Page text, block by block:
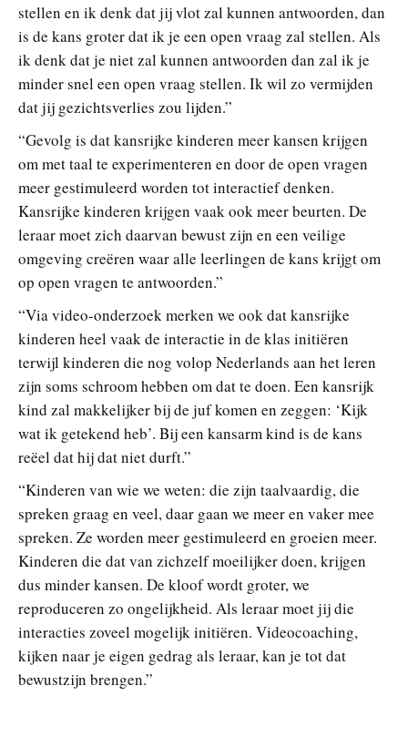
stellen en ik denk dat jij vlot zal kunnen antwoorden, dan
is de kans groter dat ik je een open vraag zal stellen. Als
ik denk dat je niet zal kunnen antwoorden dan zal ik je
minder snel een open vraag stellen. Ik wil zo vermijden
dat jij gezichtsverlies zou lijden.”
“Gevolg is dat kansrijke kinderen meer kansen krijgen
om met taal te experimenteren en door de open vragen
meer gestimuleerd worden tot interactief denken.
Kansrijke kinderen krijgen vaak ook meer beurten. De
leraar moet zich daarvan bewust zijn en een veilige
omgeving creëren waar alle leerlingen de kans krijgt om
op open vragen te antwoorden.”
“Via video-onderzoek merken we ook dat kansrijke
kinderen heel vaak de interactie in de klas initiëren
terwijl kinderen die nog volop Nederlands aan het leren
zijn soms schroom hebben om dat te doen. Een kansrijk
kind zal makkelijker bij de juf komen en zeggen: ‘Kijk
wat ik getekend heb’. Bij een kansarm kind is de kans
reëel dat hij dat niet durft.”
“Kinderen van wie we weten: die zijn taalvaardig, die
spreken graag en veel, daar gaan we meer en vaker mee
spreken. Ze worden meer gestimuleerd en groeien meer.
Kinderen die dat van zichzelf moeilijker doen, krijgen
dus minder kansen. De kloof wordt groter, we
reproduceren zo ongelijkheid. Als leraar moet jij die
interacties zoveel mogelijk initiëren. Videocoaching,
kijken naar je eigen gedrag als leraar, kan je tot dat
bewustzijn brengen.”